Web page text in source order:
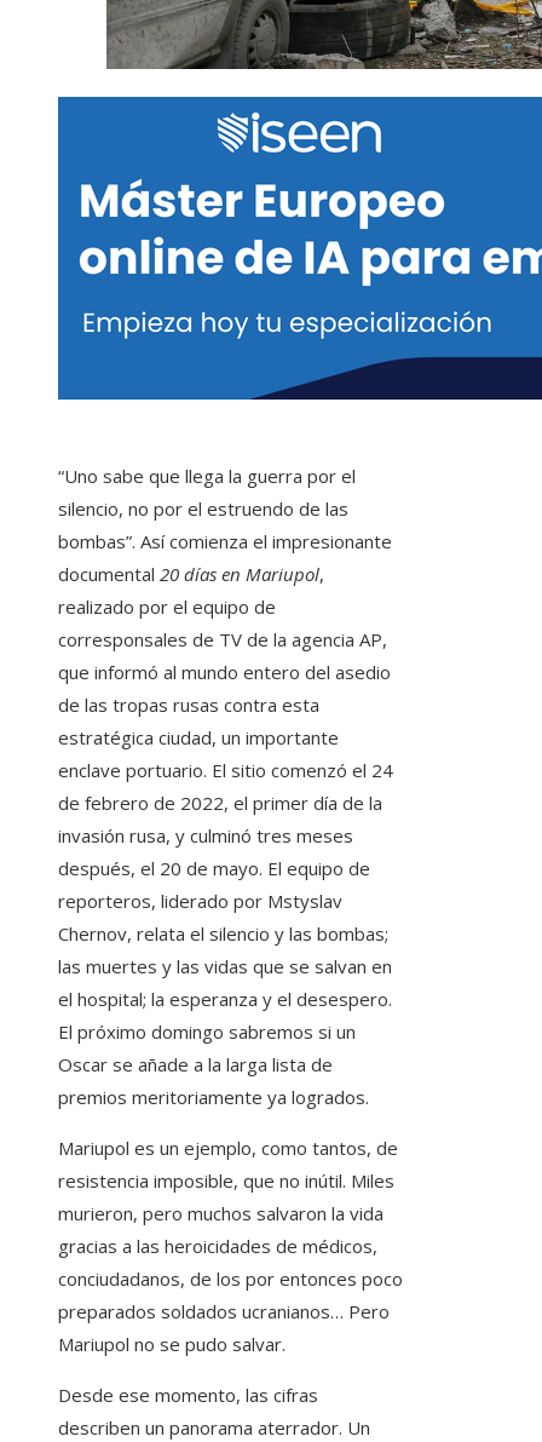
“Uno sabe que llega la guerra por el
silencio, no por el estruendo de las
bombas”. Así comienza el impresionante
documental 20 días en Mariupol,
realizado por el equipo de
corresponsales de TV de la agencia AP,
que informó al mundo entero del asedio
de las tropas rusas contra esta
estratégica ciudad, un importante
enclave portuario. El sitio comenzó el 24
de febrero de 2022, el primer día de la
invasión rusa, y culminó tres meses
después, el 20 de mayo. El equipo de
reporteros, liderado por Mstyslav
Chernov, relata el silencio y las bombas;
las muertes y las vidas que se salvan en
el hospital; la esperanza y el desespero.
El próximo domingo sabremos si un
Oscar se añade a la larga lista de
premios meritoriamente ya logrados.
Mariupol es un ejemplo, como tantos, de
resistencia imposible, que no inútil. Miles
murieron, pero muchos salvaron la vida
gracias a las heroicidades de médicos,
conciudadanos, de los por entonces poco
preparados soldados ucranianos… Pero
Mariupol no se pudo salvar.
Desde ese momento, las cifras
describen un panorama aterrador. Un